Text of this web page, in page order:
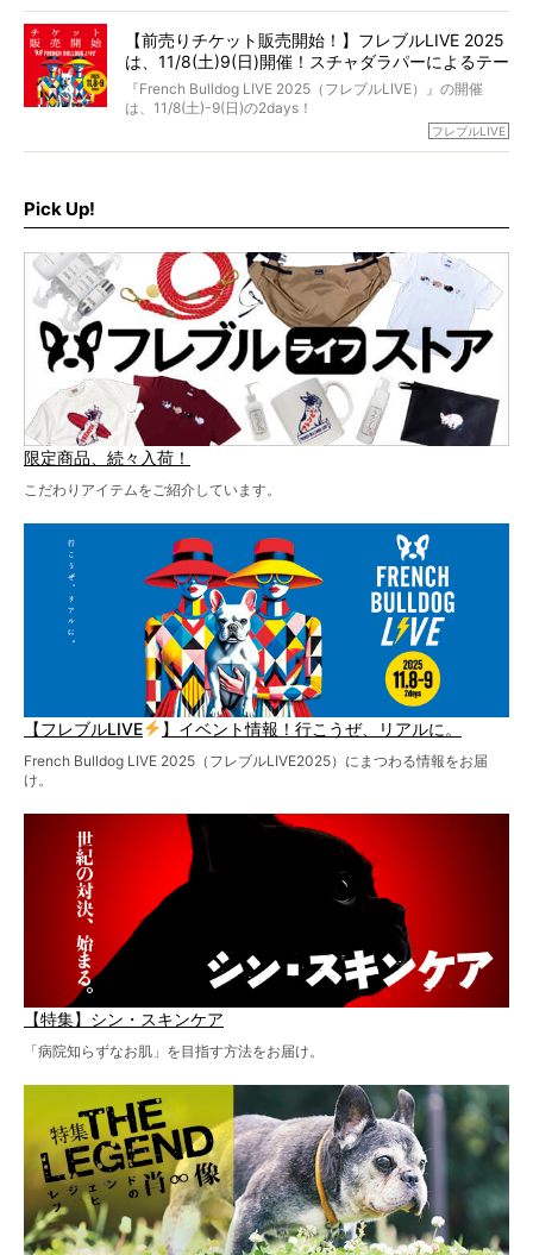
day1の司会はフレブルラバーのロッチさん。day2の音楽フ
ェスには世代ど真ん中のPUFFYが出演するなど、例年以上
に豪華なラインナップ。
北は北海道、南は鹿児島県から。全国のフレンチブルドッ
グが一堂に会した「フレブルLIVE2024」の模様を、詳しく
【前売りチケット販売開始！】フレブルLIVE 2025
は、11/8(土)9(日)開催！スチャダラパーによるテー
マソング制作も決定
『French Bulldog LIVE 2025（フレブルLIVE）』の開催
は、11/8(土)-9(日)の2days！
お得な前売りチケット、いよいよ販売スタートです！
ど、内容盛りだくさんでお送りしていますので、最後まで
お見逃しなく！
フレブルLIVE
Pick Up!
限定商品、続々入荷！
こだわりアイテムをご紹介しています。
【フレブルLIVE 】イベント情報！行こうぜ、リアルに。
French Bulldog LIVE 2025（フレブルLIVE2025）にまつわる情報をお届
け。
【特集】シン・スキンケア
「病院知らずなお肌」を目指す方法をお届け。